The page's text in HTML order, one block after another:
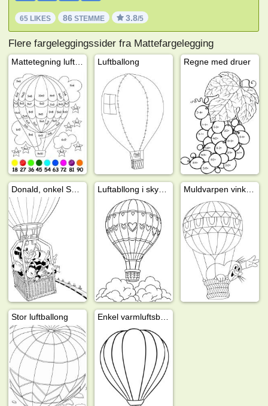
65 LIKES 86 STEMME 3.8/5
Flere fargeleggingssider fra Mattefargelegging
Luftballong Regne med druer
Stor luftballong